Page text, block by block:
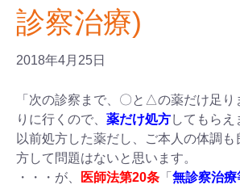
診察治療)
2018年4月25日
「次の診察まで、〇と△の薬だけ足り
りに行くので、 薬だけ処方してもらえ
以前処方した薬だし、ご本人の体調
方して問題はないと思います。
・・・が、
医師法第20条 「 無診察治療